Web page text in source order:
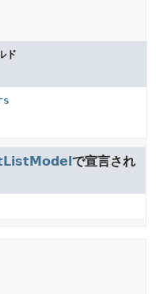
ド
で宣言され